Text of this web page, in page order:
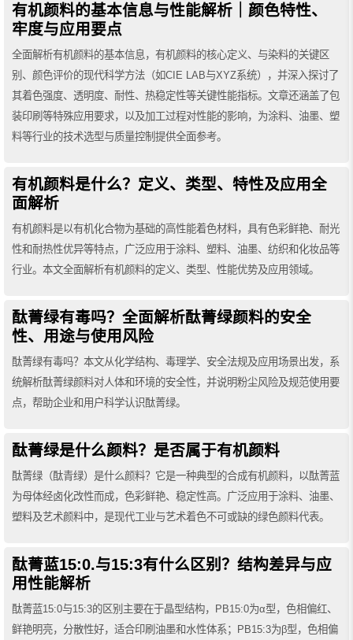
有机颜料的基本信息与性能解析｜颜色特性、
牢度与应用要点
全面解析有机颜料的基本信息，有机颜料的核心定义、与染料的关键区
别、颜色评价的现代科学方法（如CIE LAB与XYZ系统），并深入探讨了
其着色强度、透明度、耐性、热稳定性等关键性能指标。文章还涵盖了包
装印刷等特殊应用要求，以及加工过程对性能的影响，为涂料、油墨、塑
料等行业的技术选型与质量控制提供全面参考。
有机颜料是什么？定义、类型、特性及应用全
面解析
有机颜料是以有机化合物为基础的高性能着色材料，具有色彩鲜艳、耐光
性和耐热性优异等特点，广泛应用于涂料、塑料、油墨、纺织和化妆品等
行业。本文全面解析有机颜料的定义、类型、性能优势及应用领域。
酞菁绿有毒吗？全面解析酞菁绿颜料的安全
性、用途与使用风险
酞菁绿有毒吗？本文从化学结构、毒理学、安全法规及应用场景出发，系
统解析酞菁绿颜料对人体和环境的安全性，并说明粉尘风险及规范使用要
点，帮助企业和用户科学认识酞菁绿。
酞菁绿是什么颜料？是否属于有机颜料
酞菁绿（酞青绿）是什么颜料？它是一种典型的合成有机颜料，以酞菁蓝
为母体经卤化改性而成，色彩鲜艳、稳定性高。广泛应用于涂料、油墨、
塑料及艺术颜料中，是现代工业与艺术着色不可或缺的绿色颜料代表。
酞菁蓝15:0.与15:3有什么区别？结构差异与应
用性能解析
酞菁蓝15:0与15:3的区别主要在于晶型结构，PB15:0为α型，色相偏红、
鲜艳明亮，分散性好，适合印刷油墨和水性体系；PB15:3为β型，色相偏